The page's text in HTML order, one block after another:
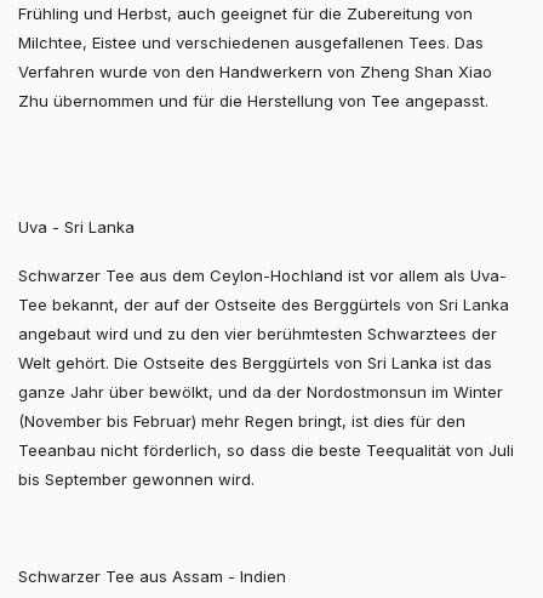
Frühling und Herbst, auch geeignet für die Zubereitung von
Milchtee, Eistee und verschiedenen ausgefallenen Tees. Das
Verfahren wurde von den Handwerkern von Zheng Shan Xiao
Zhu übernommen und für die Herstellung von Tee angepasst.
Uva - Sri Lanka
Schwarzer Tee aus dem Ceylon-Hochland ist vor allem als Uva-
Tee bekannt, der auf der Ostseite des Berggürtels von Sri Lanka
angebaut wird und zu den vier berühmtesten Schwarztees der
Welt gehört. Die Ostseite des Berggürtels von Sri Lanka ist das
ganze Jahr über bewölkt, und da der Nordostmonsun im Winter
(November bis Februar) mehr Regen bringt, ist dies für den
Teeanbau nicht förderlich, so dass die beste Teequalität von Juli
bis September gewonnen wird.
Schwarzer Tee aus Assam - Indien